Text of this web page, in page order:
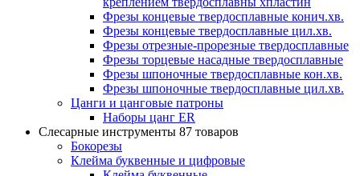
Фрезы концевые твердосплавные конич.хв.
Фрезы концевые твердосплавные цил.хв.
Фрезы отрезные-прорезные твердосплавные
Фрезы торцевые насадные твердосплавные
Фрезы шпоночные твердосплавные кон.хв.
Фрезы шпоночные твердосплавные цил.хв.
Цанги и цанговые патроны
Наборы цанг ER
Слесарные инструменты 87 товаров
Бокорезы
Клейма буквенные и цифровые